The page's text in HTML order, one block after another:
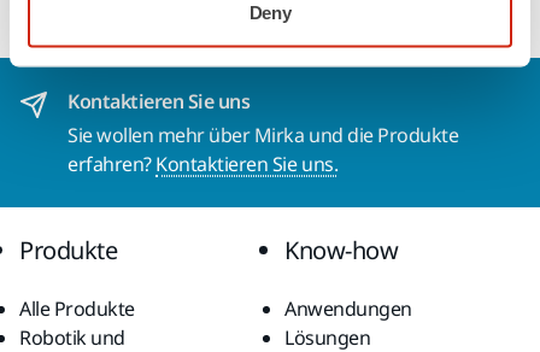
Deny
Kontaktieren Sie uns
Sie wollen mehr über Mirka und die Produkte
erfahren?Kontaktieren Sie uns.
Produkte
Alle Produkte
Robotik und
Know-how
Anwendungen
Lösungen